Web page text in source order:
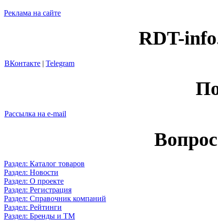
Реклама на сайте
RDT-
ВКонтакте | Telegram
Рассылка на e-mail
Раздел: Каталог товаров
Раздел: Новости
Раздел: О проекте
Раздел: Регистрация
Раздел: Справочник компаний
Раздел: Рейтинги
Раздел: Бренды и ТМ